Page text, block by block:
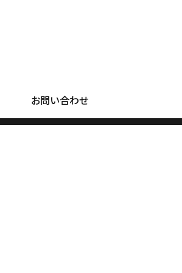
お問い合わせ